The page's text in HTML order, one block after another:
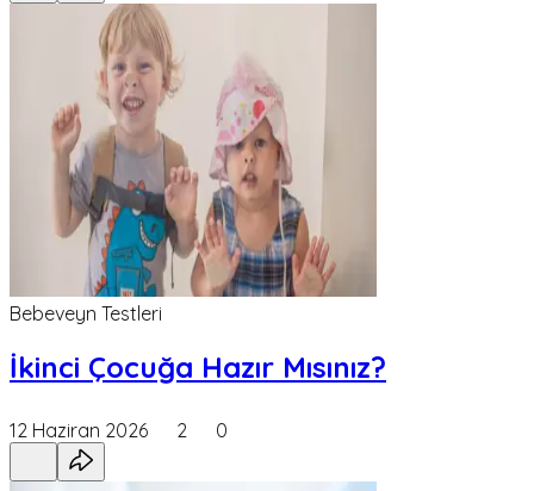
Bebeveyn Testleri
İkinci Çocuğa Hazır Mısınız?
12 Haziran 2026 2 0